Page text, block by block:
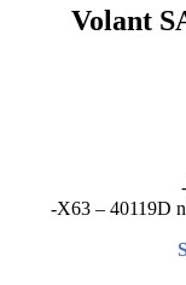
Volant
-X63 – 40119D